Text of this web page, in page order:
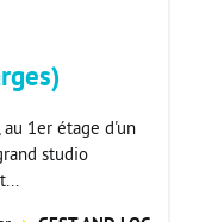
1er étage d'un
studio